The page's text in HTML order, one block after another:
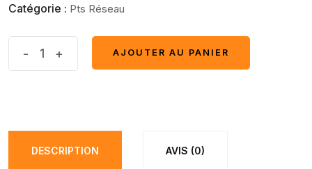
Catégorie : Pts Réseau
- +
AJOUTER AU PANIER
DESCRIPTION AVIS (0)